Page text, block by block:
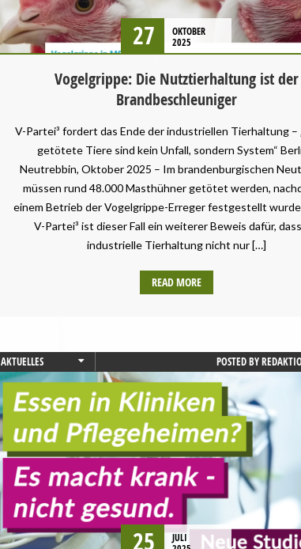
27
OKTOBER
2025
Vogelgrippe: Die Nutztierhaltung ist der
Brandbeschleuniger
V-Partei³ fordert das Ende der industriellen Tierhaltung –
getötete Tiere sind kein Unfall, sondern System“
Neutrebbin, Oktober 2025 – Im brandenburgischen
müssen rund 48.000 Masthühner getötet werden,
einem Betrieb der Vogelgrippe-Erreger festgestellt
V-Partei³ ist dieser Fall ein weiterer Beweis dafür,
industrielle Tierhaltung nicht nur […]
READ MORE
AKTUELLES
GESUNDHEIT
PRESSEMITTEILUNG
STARTSEITE
UMWELT UND KLIMA
POSTED BY
25
JULI